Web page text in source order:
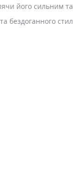
його сильним
бездоганного